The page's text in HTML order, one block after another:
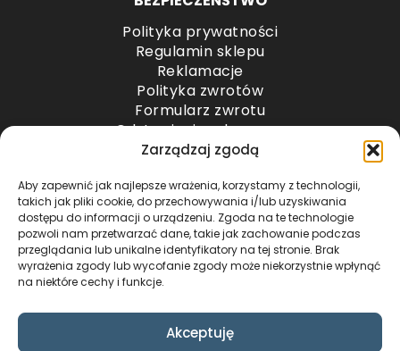
Zarządzaj zgodą
Aby zapewnić jak najlepsze wrażenia, korzystamy z technologii,
takich jak pliki cookie, do przechowywania i/lub uzyskiwania
dostępu do informacji o urządzeniu. Zgoda na te technologie
pozwoli nam przetwarzać dane, takie jak zachowanie podczas
przeglądania lub unikalne identyfikatory na tej stronie. Brak
wyrażenia zgody lub wycofanie zgody może niekorzystnie wpłynąć
na niektóre cechy i funkcje.
Akceptuję
Polityka prywatności
Regulamin sklepu
Reklamacje
Polityka zwrotów
Formularz zwrotu
Odstąpienie od umowy
Odstąpienie od umowy – przesyłki paletowe
METODY PŁATNOŚCI
COPYRIGHT © 2024 by ADWENTO ŁUKASZ